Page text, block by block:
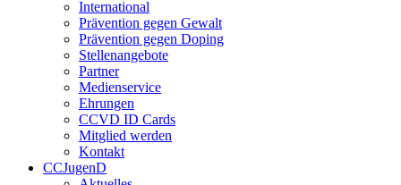
International
Prävention gegen Gewalt
Prävention gegen Doping
Stellenangebote
Partner
Medienservice
Ehrungen
CCVD ID Cards
Mitglied werden
Kontakt
CCJugenD